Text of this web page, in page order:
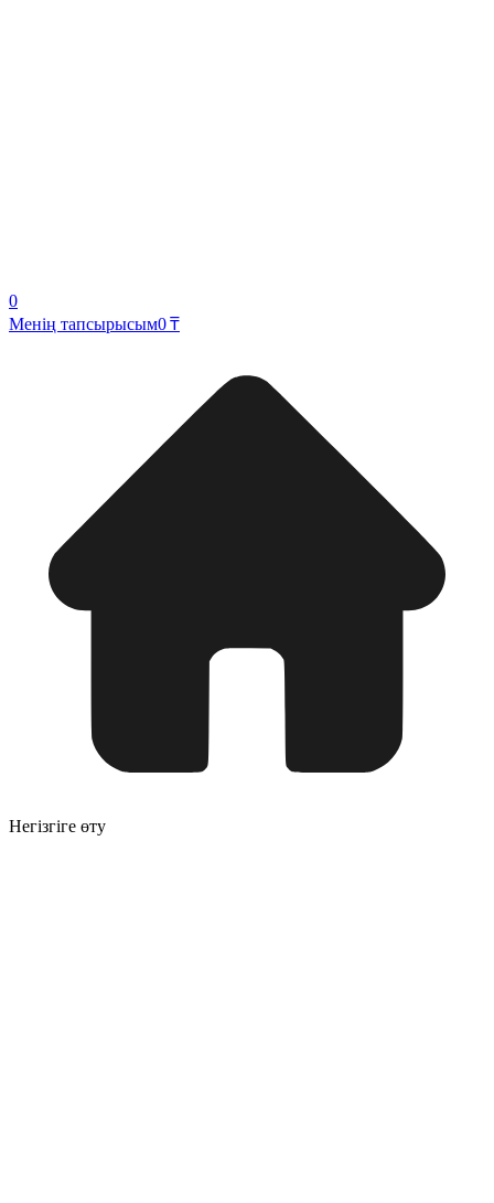
0
Менің тапсырысым0 ₸
Негізгіге өту